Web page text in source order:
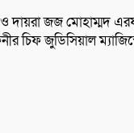
জজ মোহাম্মদ
জুডিসিয়াল